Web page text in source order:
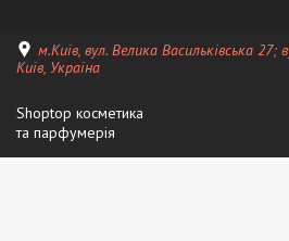
м.Київ, вул. Велика Васильківська
Київ, Україна
Shoptop косметика
та парфумерія